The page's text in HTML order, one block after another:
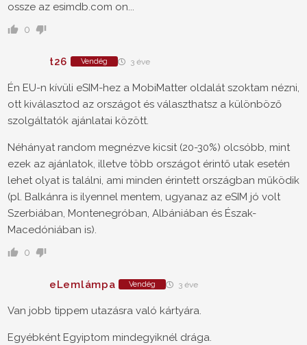
ossze az esimdb.com on...
0
t26 Vendég 3 éve
Én EU-n kívüli eSIM-hez a MobiMatter oldalát szoktam nézni,
ott kiválasztod az országot és választhatsz a különböző
szolgáltatók ajánlatai között.
Néhányat random megnézve kicsit (20-30%) olcsóbb, mint
ezek az ajánlatok, illetve több országot érintő utak esetén
lehet olyat is találni, ami minden érintett országban működik
(pl. Balkánra is ilyennel mentem, ugyanaz az eSIM jó volt
Szerbiában, Montenegróban, Albániában és Észak-
Macedóniában is).
0
eLemlámpa Vendég 3 éve
Van jobb tippem utazásra való kártyára.
Egyébként Egyiptom mindegyiknél drága.